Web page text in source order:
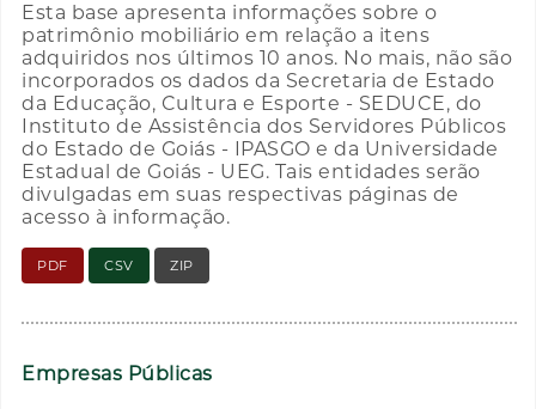
Esta base apresenta informações sobre o
patrimônio mobiliário em relação a itens
adquiridos nos últimos 10 anos. No mais, não são
incorporados os dados da Secretaria de Estado
da Educação, Cultura e Esporte - SEDUCE, do
Instituto de Assistência dos Servidores Públicos
do Estado de Goiás - IPASGO e da Universidade
Estadual de Goiás - UEG. Tais entidades serão
divulgadas em suas respectivas páginas de
acesso à informação.
PDF CSV ZIP
Empresas Públicas